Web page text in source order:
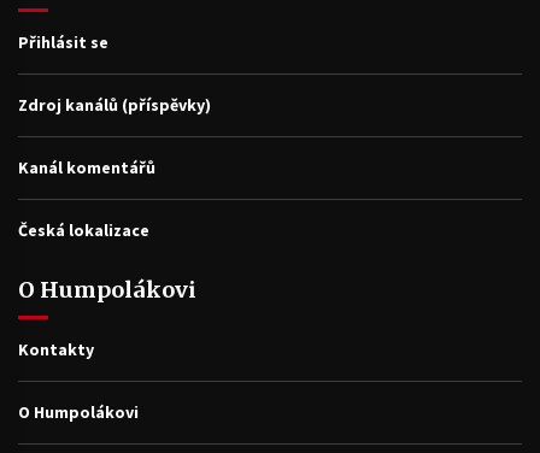
Přihlásit se
Zdroj kanálů (příspěvky)
Kanál komentářů
Česká lokalizace
O Humpolákovi
Kontakty
O Humpolákovi